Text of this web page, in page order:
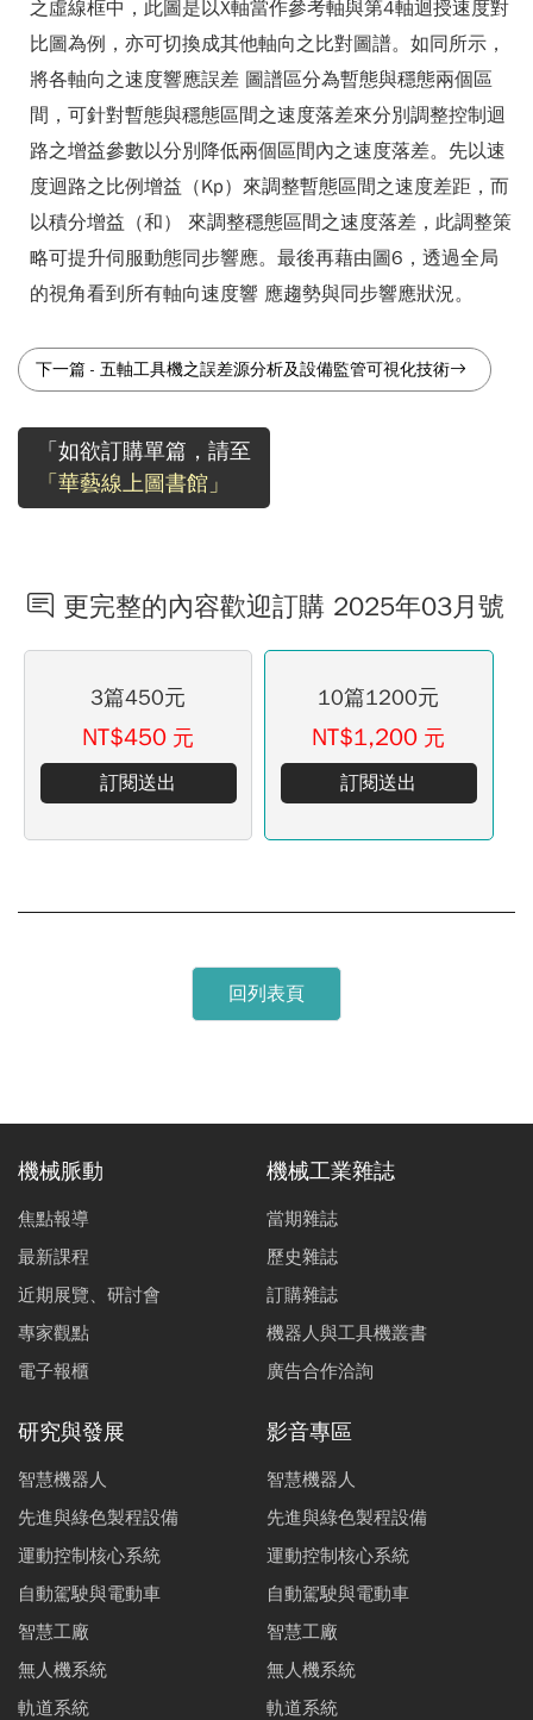
之虛線框中，此圖是以X軸當作參考軸與第4軸迴授速度對
比圖為例，亦可切換成其他軸向之比對圖譜。如同所示，
將各軸向之速度響應誤差 圖譜區分為暫態與穩態兩個區
間，可針對暫態與穩態區間之速度落差來分別調整控制迴
路之增益參數以分別降低兩個區間內之速度落差。先以速
度迴路之比例增益（Kp）來調整暫態區間之速度差距，而
以積分增益（和） 來調整穩態區間之速度落差，此調整策
略可提升伺服動態同步響應。最後再藉由圖6，透過全局
的視角看到所有軸向速度響 應趨勢與同步響應狀況。
下一篇 - 五軸工具機之誤差源分析及設備監管可視化技術
「如欲訂購單篇，請至
「華藝線上圖書館」
更完整的內容歡迎訂購 2025年03月號
3篇450元
NT$450 元
訂閱送出
10篇1200元
NT$1,200 元
訂閱送出
回列表頁
機械脈動
焦點報導
最新課程
近期展覽、研討會
專家觀點
電子報櫃
機械工業雜誌
當期雜誌
歷史雜誌
訂購雜誌
機器人與工具機叢書
廣告合作洽詢
研究與發展
智慧機器人
先進與綠色製程設備
運動控制核心系統
自動駕駛與電動車
智慧工廠
無人機系統
軌道系統
影音專區
智慧機器人
先進與綠色製程設備
運動控制核心系統
自動駕駛與電動車
智慧工廠
無人機系統
軌道系統